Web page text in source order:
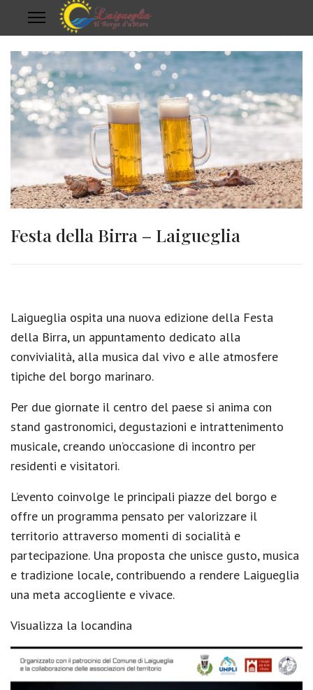
Festa della Birra – Laigueglia
Laigueglia ospita una nuova edizione della Festa
della Birra, un appuntamento dedicato alla
convivialità, alla musica dal vivo e alle atmosfere
tipiche del borgo marinaro.
Per due giornate il centro del paese si anima con
stand gastronomici, degustazioni e intrattenimento
musicale, creando un’occasione di incontro per
residenti e visitatori.
L’evento coinvolge le principali piazze del borgo e
offre un programma pensato per valorizzare il
territorio attraverso momenti di socialità e
partecipazione. Una proposta che unisce gusto, musica
e tradizione locale, contribuendo a rendere Laigueglia
una meta accogliente e vivace.
Visualizza la locandina